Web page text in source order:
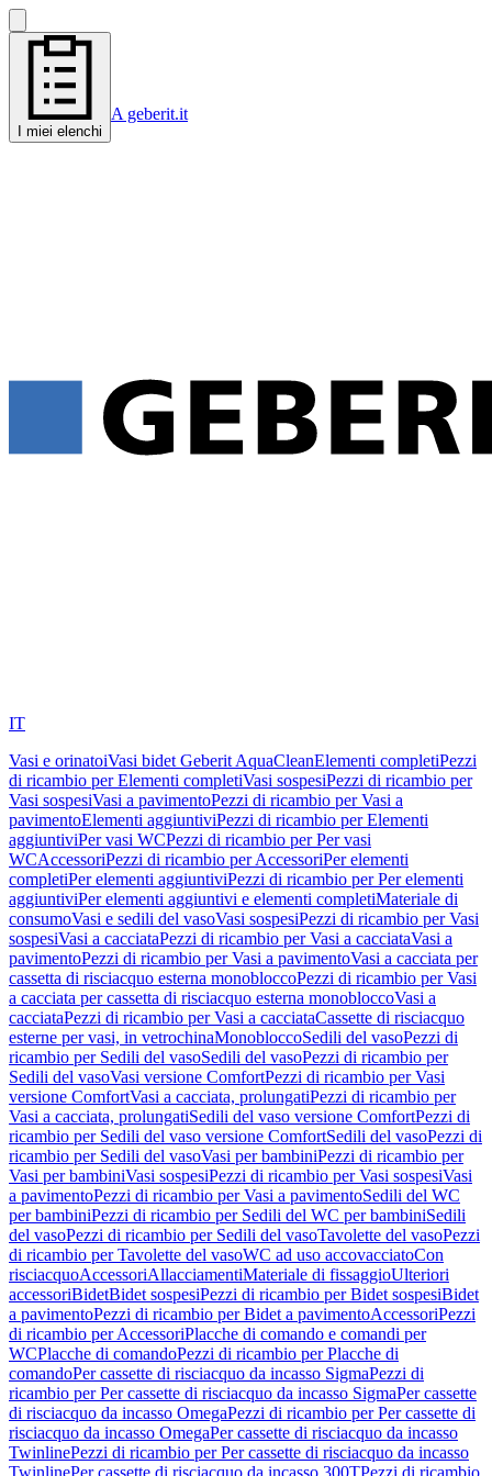
I miei elenchi
A geberit.it
IT
Vasi e orinatoiVasi bidet Geberit AquaCleanElementi completiPezzi
di ricambio per Elementi completiVasi sospesiPezzi di ricambio per
Vasi sospesiVasi a pavimentoPezzi di ricambio per Vasi a
pavimentoElementi aggiuntiviPezzi di ricambio per Elementi
aggiuntiviPer vasi WCPezzi di ricambio per Per vasi
WCAccessoriPezzi di ricambio per AccessoriPer elementi
completiPer elementi aggiuntiviPezzi di ricambio per Per elementi
aggiuntiviPer elementi aggiuntivi e elementi completiMateriale di
consumoVasi e sedili del vasoVasi sospesiPezzi di ricambio per Vasi
sospesiVasi a cacciataPezzi di ricambio per Vasi a cacciataVasi a
pavimentoPezzi di ricambio per Vasi a pavimentoVasi a cacciata per
cassetta di risciacquo esterna monobloccoPezzi di ricambio per Vasi
a cacciata per cassetta di risciacquo esterna monobloccoVasi a
cacciataPezzi di ricambio per Vasi a cacciataCassette di risciacquo
esterne per vasi, in vetrochinaMonobloccoSedili del vasoPezzi di
ricambio per Sedili del vasoSedili del vasoPezzi di ricambio per
Sedili del vasoVasi versione ComfortPezzi di ricambio per Vasi
versione ComfortVasi a cacciata, prolungatiPezzi di ricambio per
Vasi a cacciata, prolungatiSedili del vaso versione ComfortPezzi di
ricambio per Sedili del vaso versione ComfortSedili del vasoPezzi di
ricambio per Sedili del vasoVasi per bambiniPezzi di ricambio per
Vasi per bambiniVasi sospesiPezzi di ricambio per Vasi sospesiVasi
a pavimentoPezzi di ricambio per Vasi a pavimentoSedili del WC
per bambiniPezzi di ricambio per Sedili del WC per bambiniSedili
del vasoPezzi di ricambio per Sedili del vasoTavolette del vasoPezzi
di ricambio per Tavolette del vasoWC ad uso accovacciatoCon
risciacquoAccessoriAllacciamentiMateriale di fissaggioUlteriori
accessoriBidetBidet sospesiPezzi di ricambio per Bidet sospesiBidet
a pavimentoPezzi di ricambio per Bidet a pavimentoAccessoriPezzi
di ricambio per AccessoriPlacche di comando e comandi per
WCPlacche di comandoPezzi di ricambio per Placche di
comandoPer cassette di risciacquo da incasso SigmaPezzi di
ricambio per Per cassette di risciacquo da incasso SigmaPer cassette
di risciacquo da incasso OmegaPezzi di ricambio per Per cassette di
risciacquo da incasso OmegaPer cassette di risciacquo da incasso
TwinlinePezzi di ricambio per Per cassette di risciacquo da incasso
TwinlinePer cassette di risciacquo da incasso 300TPezzi di ricambio